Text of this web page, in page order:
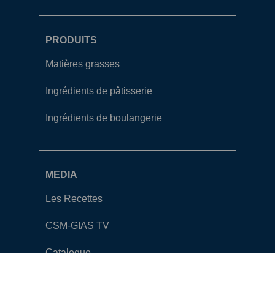
PRODUITS
Matières grasses
Ingrédients de pâtisserie
Ingrédients de boulangerie
MEDIA
Les Recettes
CSM-GIAS TV
Catalogue